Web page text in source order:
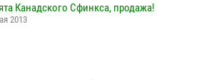
Канадского Сфинкса, продажа!
2013